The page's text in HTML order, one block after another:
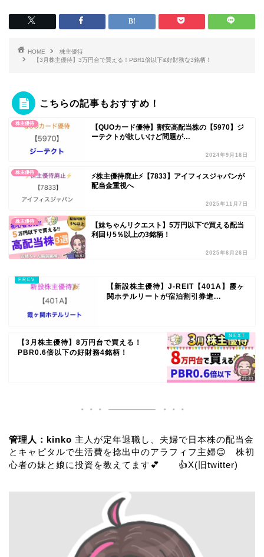
HOME
株主優待
【3月株主優待】3万円台で買える！PBR1倍以下&好財務な3銘柄！
こちらの記事もおすすめ！
株主優待
【QUOカード優待】割安高配当株の【5970】ジ
ーテクトが欲しいけど問題が…
2024年9月18日
株主優待
⚡️株主優待廃止⚡️【7833】アイフィスジャパンが
配当金重視へ
2025年11月7日
株主優待
【妹ちゃんリクエスト】5万円以下で買える配当
利回り5％以上の3銘柄！
2025年6月26日
【新設株主優待】J-REIT【401A】霞ヶ
関ホテルリートが宿泊割引券進...
【3月株主優待】8万円台で買える！
PBR0.6倍以下の好財務4銘柄！
管理人：kinko 主人が定年退職し、夫婦で日本株の配当金
とキャピタルで生活費を捻出中のアラフィフ主婦😊 株初
心者の妹と娘に投資を教えてます💕 👍X(旧twitter)